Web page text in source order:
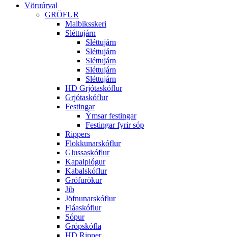
Vöruúrval
GRÖFUR
Malbiksskeri
Sléttujárn
Sléttujárn
Sléttujárn
Sléttujárn
Sléttujárn
Sléttujárn
HD Grjótaskóflur
Grjótaskóflur
Festingar
Ýmsar festingar
Festingar fyrir sóp
Rippers
Flokkunarskóflur
Glussaskóflur
Kapalplógur
Kabalskóflur
Gröfurökur
Jib
Jöfnunarskóflur
Fláaskóflur
Sópur
Grópskófla
HD Ripper